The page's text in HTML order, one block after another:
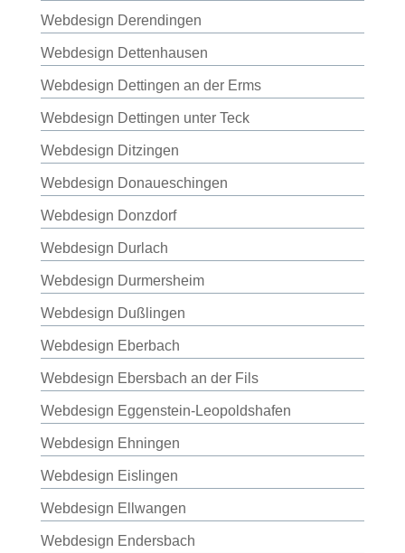
Webdesign Derendingen
Webdesign Dettenhausen
Webdesign Dettingen an der Erms
Webdesign Dettingen unter Teck
Webdesign Ditzingen
Webdesign Donaueschingen
Webdesign Donzdorf
Webdesign Durlach
Webdesign Durmersheim
Webdesign Dußlingen
Webdesign Eberbach
Webdesign Ebersbach an der Fils
Webdesign Eggenstein-Leopoldshafen
Webdesign Ehningen
Webdesign Eislingen
Webdesign Ellwangen
Webdesign Endersbach